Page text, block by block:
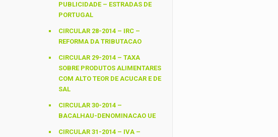
PUBLICIDADE – ESTRADAS DE
PORTUGAL
CIRCULAR 28-2014 – IRC –
REFORMA DA TRIBUTACAO
CIRCULAR 29-2014 – TAXA
SOBRE PRODUTOS ALIMENTARES
COM ALTO TEOR DE ACUCAR E DE
SAL
CIRCULAR 30-2014 –
BACALHAU-DENOMINACAO UE
CIRCULAR 31-2014 – IVA –